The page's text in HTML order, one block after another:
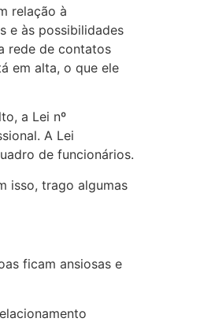
relação à
e às possibilidades
rede de contatos
em alta, o que ele
a Lei nº
A Lei
de funcionários.
isso, trago algumas
ficam ansiosas e